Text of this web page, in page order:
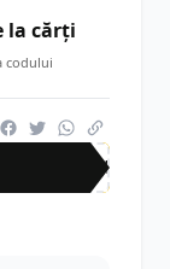
la cărți
codului
NEM